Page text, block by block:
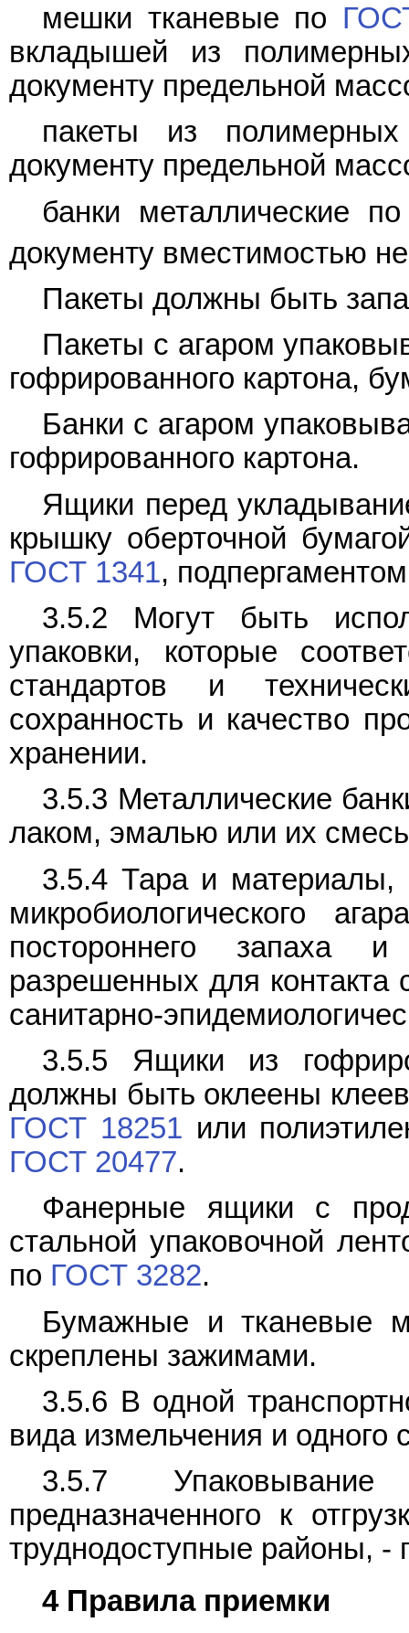
мешки тканевые по
вкладышей из
документу предельной
пакеты из
документу предельной
банки металлические
документу вместимостью
Пакеты должны быть
Пакеты с агаром
гофрированного картона,
Банки с агаром
гофрированного картона.
Ящики перед
крышку оберточной
ГОСТ 1341,
3.5.2 Могут быть
упаковки, которые
стандартов и
сохранность и качество
хранении.
3.5.3 Металлические
лаком, эмалью или их
3.5.4 Тара и материалы,
микробиологического
постороннего запаха
разрешенных для
санитарно-
3.5.5 Ящики из
должны быть оклеены
ГОСТ 18251 или
ГОСТ 20477.
Фанерные ящики с
стальной упаковочной
по ГОСТ 3282.
Бумажные и тканевые
скреплены зажимами.
3.5.6 В одной
вида измельчения и одного
3.5.7 Упаковывание
предназначенного к
труднодоступные районы, -
4 Правила приемки